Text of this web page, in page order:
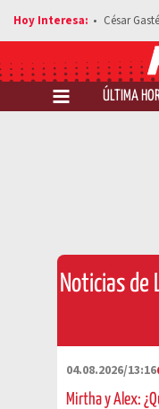
César
ÚLTIMA
Noticias de
04.08.2026/13:16
Mirtha y Alex: